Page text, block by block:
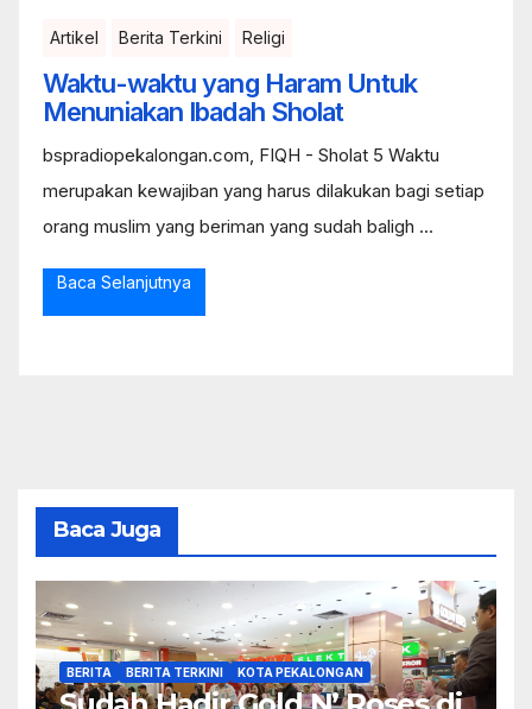
Artikel Berita Terkini Religi
Waktu-waktu yang Haram Untuk
Menuniakan Ibadah Sholat
bspradiopekalongan.com, FIQH - Sholat 5 Waktu
merupakan kewajiban yang harus dilakukan bagi setiap
orang muslim yang beriman yang sudah baligh ...
Baca Selanjutnya
Baca Juga
BERITA BERITA TERKINI KOTA PEKALONGAN